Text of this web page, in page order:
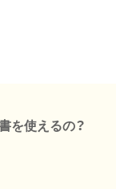
を使えるの？